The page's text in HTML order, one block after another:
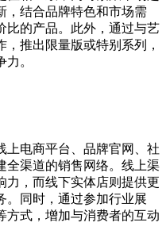
，结合品牌特色和市场需
比的产品。此外，通过与艺
推出限量版或特别系列，
。
上电商平台、品牌官网、社
全渠道的销售网络。线上渠
力，而线下实体店则提供更
。同时，通过参加行业展
方式，增加与消费者的互动